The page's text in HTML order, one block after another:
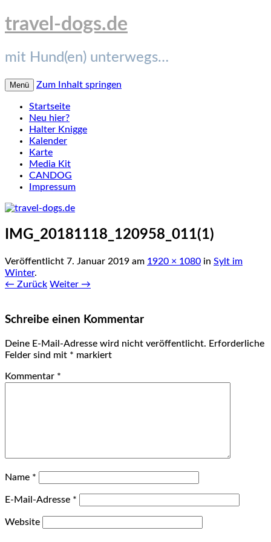
travel-dogs.de
mit Hund(en) unterwegs…
Menü Zum Inhalt springen
Startseite
Neu hier?
Halter Knigge
Kalender
Karte
Media Kit
CANDOG
Impressum
IMG_20181118_120958_011(1)
Veröffentlicht 7. Januar 2019 am 1920 × 1080 in Sylt im
Winter.
← Zurück Weiter →
Schreibe einen Kommentar
Deine E-Mail-Adresse wird nicht veröffentlicht. Erforderliche
Felder sind mit * markiert
Kommentar *
Name *
E-Mail-Adresse *
Website